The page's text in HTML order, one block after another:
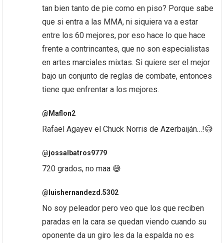
tan bien tanto de pie como en piso? Porque sabe
que si entra a las MMA, ni siquiera va a estar
entre los 60 mejores, por eso hace lo que hace
frente a contrincantes, que no son especialistas
en artes marciales mixtas. Si quiere ser el mejor
bajo un conjunto de reglas de combate, entonces
tiene que enfrentar a los mejores.
@Maflon2
Rafael Agayev el Chuck Norris de Azerbaiján…!😅
@jossalbatros9779
720 grados, no maa 😅
@luishernandezd.5302
No soy peleador pero veo que los que reciben
paradas en la cara se quedan viendo cuando su
oponente da un giro les da la espalda no es